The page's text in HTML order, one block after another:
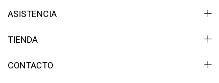
ASISTENCIA
TIENDA
CONTACTO